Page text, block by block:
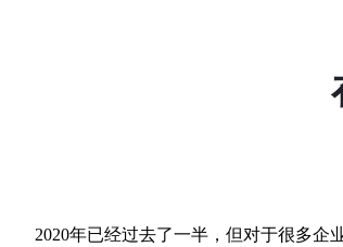
2020年已经过去了一半，但对于很多企业